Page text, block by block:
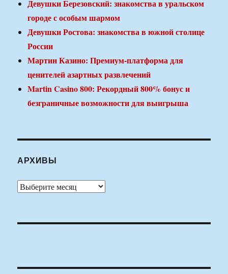
Девушки Березовский: знакомства в уральском
городе с особым шармом
Девушки Ростова: знакомства в южной столице
России
Мартин Казино: Премиум-платформа для
ценителей азартных развлечений
Martin Casino 800: Рекордный 800% бонус и
безграничные возможности для выигрыша
АРХИВЫ
Архивы